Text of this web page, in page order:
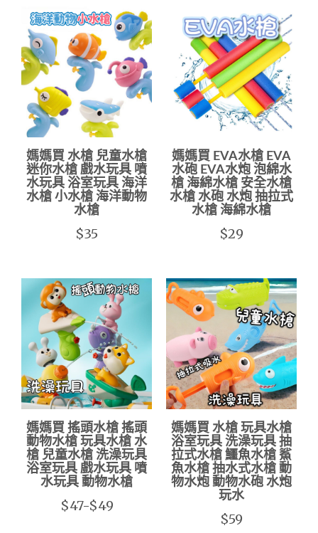
媽媽買 水槍 兒童水槍
迷你水槍 戲水玩具 噴
水玩具 浴室玩具 海洋
水槍 小水槍 海洋動物
水槍
$35
媽媽買 EVA水槍 EVA
水砲 EVA水炮 泡綿水
槍 海綿水槍 安全水槍
水槍 水砲 水炮 抽拉式
水槍 海綿水槍
$29
媽媽買 搖頭水槍 搖頭
動物水槍 玩具水槍 水
槍 兒童水槍 洗澡玩具
浴室玩具 戲水玩具 噴
水玩具 動物水槍
$47-$49
媽媽買 水槍 玩具水槍
浴室玩具 洗澡玩具 抽
拉式水槍 鱷魚水槍 鯊
魚水槍 抽水式水槍 動
物水炮 動物水砲 水炮
玩水
$59